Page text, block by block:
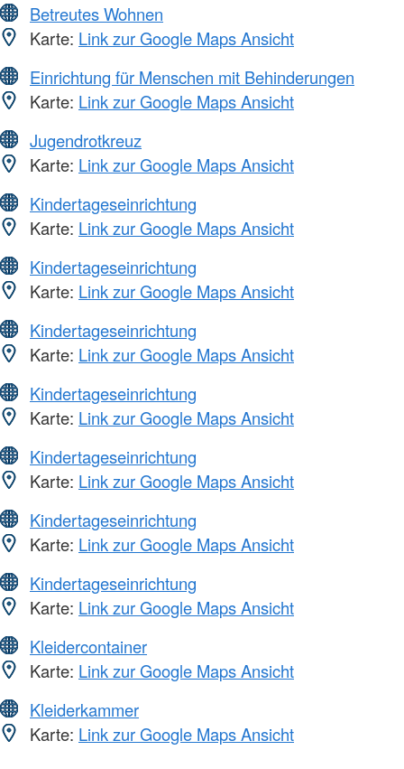
Betreutes Wohnen
Karte: Link zur Google Maps Ansicht
Einrichtung für Menschen mit Behinderungen
Karte: Link zur Google Maps Ansicht
Jugendrotkreuz
Karte: Link zur Google Maps Ansicht
Kindertageseinrichtung
Karte: Link zur Google Maps Ansicht
Kindertageseinrichtung
Karte: Link zur Google Maps Ansicht
Kindertageseinrichtung
Karte: Link zur Google Maps Ansicht
Kindertageseinrichtung
Karte: Link zur Google Maps Ansicht
Kindertageseinrichtung
Karte: Link zur Google Maps Ansicht
Kindertageseinrichtung
Karte: Link zur Google Maps Ansicht
Kindertageseinrichtung
Karte: Link zur Google Maps Ansicht
Kleidercontainer
Karte: Link zur Google Maps Ansicht
Kleiderkammer
Karte: Link zur Google Maps Ansicht